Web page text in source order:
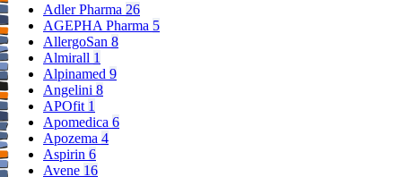
Adler Pharma 26
AGEPHA Pharma 5
AllergoSan 8
Almirall 1
Alpinamed 9
Angelini 8
APOfit 1
Apomedica 6
Apozema 4
Aspirin 6
Avene 16